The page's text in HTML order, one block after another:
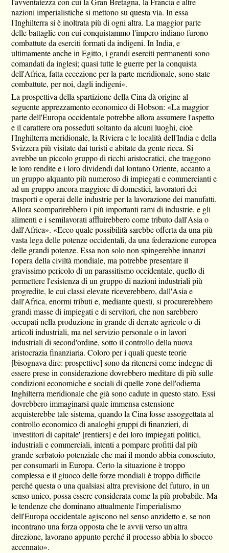
nazioni imperialistiche si mettono su questa via. In essa
l'Inghilterra si è inoltrata più di ogni altra. La maggior parte
delle battaglie con cui conquistammo l'impero indiano furono
combattute da eserciti formati da indigeni. In India, e
ultimamente anche in Egitto, i grandi eserciti permanenti sono
comandati da inglesi; quasi tutte le guerre per la conquista
dell'Africa, fatta eccezione per la parte meridionale, sono state
combattute, per noi, dagli indigeni».
La prospettiva della spartizione della Cina dà origine al
seguente apprezzamento economico di Hobson: «La maggior
parte dell'Europa occidentale potrebbe allora assumere l'aspetto
e il carattere ora posseduti soltanto da alcuni luoghi, cioè
l'Inghilterra meridionale, la Riviera e le località dell'India e della
Svizzera più visitate dai turisti e abitate da gente ricca. Si
avrebbe un piccolo gruppo di ricchi aristocratici, che traggono
le loro rendite e i loro dividendi dal lontano Oriente, accanto a
un gruppo alquanto più numeroso di impiegati e commercianti e
ad un gruppo ancora maggiore di domestici, lavoratori dei
trasporti e operai delle industrie per la lavorazione dei manufatti.
Allora scomparirebbero i più importanti rami di industrie, e gli
alimenti e i semilavorati affluirebbero come tributo dall'Asia o
dall'Africa». «Ecco quale possibilità sarebbe offerta da una più
vasta lega delle potenze occidentali, da una federazione europea
delle grandi potenze. Essa non solo non spingerebbe innanzi
l'opera della civiltà mondiale, ma potrebbe presentare il
gravissimo pericolo di un parassitismo occidentale, quello di
permettere l'esistenza di un gruppo di nazioni industriali più
progredite, le cui classi elevate riceverebbero, dall'Asia e
dall'Africa, enormi tributi e, mediante questi, si procurerebbero
grandi masse di impiegati e di servitori, che non sarebbero
occupati nella produzione in grande di derrate agricole o di
articoli industriali, ma nel servizio personale o in lavori
industriali di second'ordine, sotto il controllo della nuova
aristocrazia finanziaria. Coloro per i quali queste teorie
[bisognava dire: prospettive] sono da ritenersi come indegne di
essere prese in considerazione dovrebbero meditare di più sulle
condizioni economiche e sociali di quelle zone dell'odierna
Inghilterra meridionale che già sono cadute in questo stato. Essi
dovrebbero immaginarsi quale immensa estensione
acquisterebbe tale sistema, quando la Cina fosse assoggettata al
controllo economico di analoghi gruppi di finanzieri, di
'investitori di capitale' [rentiers] e dei loro impiegati politici,
industriali e commerciali, intenti a pompare profitti dal più
grande serbatoio potenziale che mai il mondo abbia conosciuto,
per consumarli in Europa. Certo la situazione è troppo
complessa e il giuoco delle forze mondiali è troppo difficile
perché questa o una qualsiasi altra previsione del futuro, in un
senso unico, possa essere considerata come la più probabile. Ma
le tendenze che dominano attualmente l'imperialismo
dell'Europa occidentale agiscono nel senso anzidetto e, se non
incontrano una forza opposta che le avvii verso un'altra
direzione, lavorano appunto perché il processo abbia lo sbocco
accennato».